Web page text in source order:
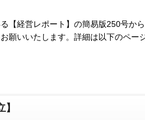
【経営レポート】の簡易版250号か
願いいたします。詳細は以下のペー